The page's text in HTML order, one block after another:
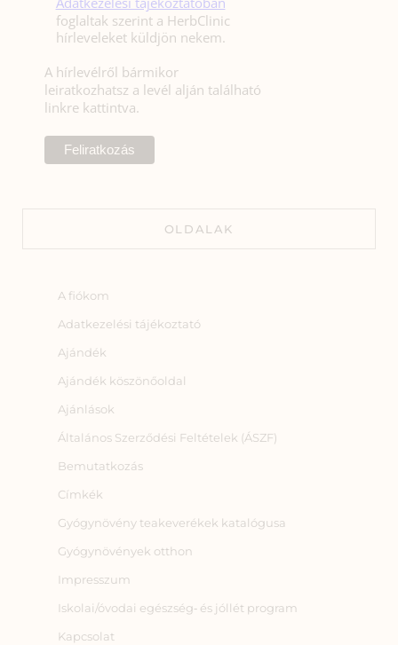
foglaltak szerint a HerbClinic
hírleveleket küldjön nekem.
A hírlevélről bármikor
leiratkozhatsz a levél alján található
linkre kattintva.
OLDALAK
A fiókom
Adatkezelési tájékoztató
Ajándék
Ajándék köszönőoldal
Ajánlások
Általános Szerződési Feltételek (ÁSZF)
Bemutatkozás
Címkék
Gyógynövény teakeverékek katalógusa
Gyógynövények otthon
Impresszum
Iskolai/óvodai egészség‑ és jóllét program
Kapcsolat